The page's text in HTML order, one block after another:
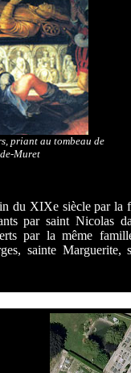
priant au tombeau de
Muret
du XIXe siècle par la
par saint Nicolas
par la même
sainte Marguerite,